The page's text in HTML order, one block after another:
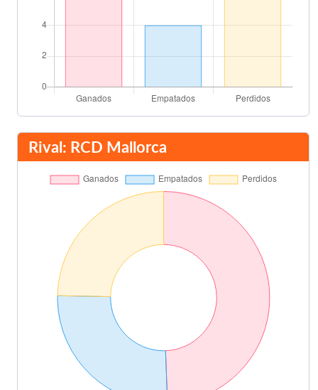
Rival: RCD Mallorca